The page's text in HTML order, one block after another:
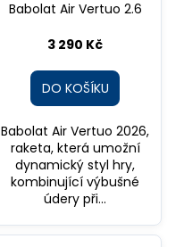
M
Babolat Air Vertuo 2.6
3 290 Kč
DO KOŠÍKU
Babolat Air Vertuo 2026,
raketa, která umožní
dynamický styl hry,
kombinující výbušné
údery při...